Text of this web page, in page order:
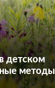
детском
методы